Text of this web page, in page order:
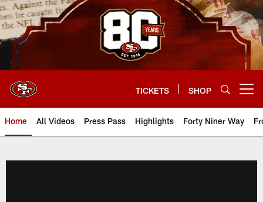
Skip
to
main
content
TICKETS SHOP
Home All Videos Press Pass Highlights Forty Niner Way